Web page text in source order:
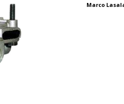
Marco